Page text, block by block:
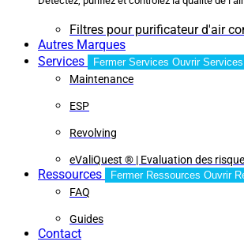
Filtres pour purificateur d'air
Autres Marques
Services
Fermer Services Ouvrir Services
Maintenance
ESP
Revolving
eValiQuest ® | Evaluation des
Ressources Fermer Ressources Ouvrir
FAQ
Guides
Contact